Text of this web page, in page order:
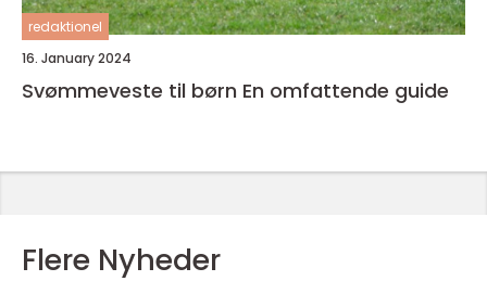
redaktionel
16. January 2024
Svømmeveste til børn En omfattende guide
Flere Nyheder